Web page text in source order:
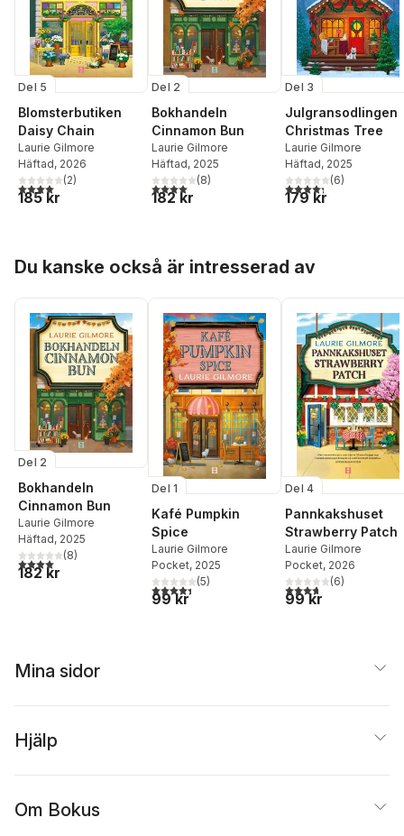
Del 5
Blomsterbutiken
Daisy Chain
Laurie Gilmore
Häftad, 2026
4,0utav 5 stjärnor. Totalt antal röster:
(2)
185 kr
Del 2
Bokhandeln
Cinnamon Bun
Laurie Gilmore
Häftad, 2025
4,0utav 5 stjärnor. Totalt antal röster:
(8)
182 kr
Del 3
Julgransodlingen
Christmas Tree
Laurie Gilmore
Häftad, 2025
4,3utav 5 stjärnor.
(6)
179 kr
Du kanske också är intresserad av
Del 2
Bokhandeln
Cinnamon Bun
Laurie Gilmore
Häftad, 2025
4,0utav 5 stjärnor. Totalt antal röster:
(8)
182 kr
Del 1
Kafé Pumpkin
Spice
Laurie Gilmore
Pocket, 2025
4,4utav 5 stjärnor. Totalt antal röster:
(5)
99 kr
Del 4
Pannkakshuset
Strawberry Patch
Laurie Gilmore
Pocket, 2026
3,7utav 5 stjärnor.
(6)
99 kr
Mina sidor
Hjälp
Om Bokus